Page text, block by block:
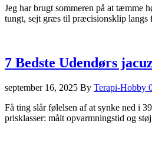
Jeg har brugt sommeren på at tæmme
tungt, sejt græs til præcisionsklip langs
7 Bedste Udendørs
september 16, 2025 By Terapi-Hobby
Få ting slår følelsen af at synke ned i
prisklasser: målt opvarmningstid og